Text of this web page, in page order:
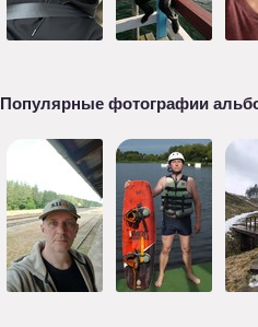
Популярные фотографии